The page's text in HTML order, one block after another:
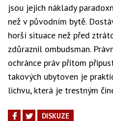
jsou jejich náklady
než v původním bytě.
horší situace než před
zdůraznil ombudsman.
ochránce práv přitom
takových ubytoven je
lichvu, která je trestným
DISKUZE